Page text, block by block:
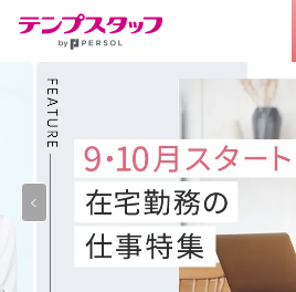
仕事を探す
テンプスタッフを知る
はたらき方を選ぶ